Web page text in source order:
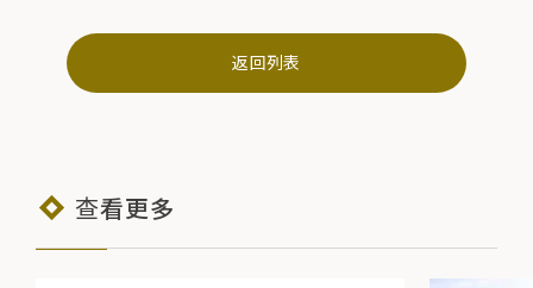
返回列表
查看更多